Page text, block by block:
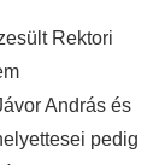
Rektori
András és
pedig